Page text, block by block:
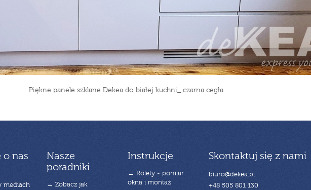
Piękne panele szklane Dekea do białej kuchni_ czarna cegła.
o nas
mediach
Nasze
poradniki
→ Zobacz jak
Instrukcje
→ Rolety - pomiar
okna i montaż
Skontaktuj się z nami
biuro@dekea.pl
+48 505 801 130